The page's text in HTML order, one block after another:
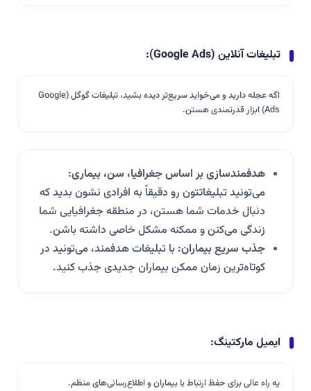
تبلیغات آنلاین (Google Ads):
اگه عجله دارید و می‌خواید سریع‌تر دیده بشید، تبلیغات گوگل (Google
Ads) ابزار قدرتمندی هستن.
هدفمندسازی بر اساس جغرافیا، سن، بیماری:
می‌تونید تبلیغاتتون رو دقیقاً به افرادی نشون بدید که
دنبال خدمات شما هستن، در منطقه جغرافیایی شما
زندگی می‌کنن و ممکنه مشکل خاصی داشته باشن.
جذب سریع بیماران: با تبلیغات هدفمند، می‌تونید در
کوتاه‌ترین زمان ممکن بیماران جدیدی جذب کنید.
ایمیل مارکتینگ:
یه راه عالی برای حفظ ارتباط با بیماران و اطلاع‌رسانی‌های منظم.